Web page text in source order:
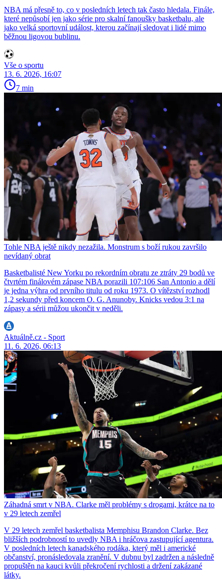
NBA má přesně to, co v posledních letech tak často hledala. Finále,
které nepůsobí jen jako série pro skalní fanoušky basketbalu, ale
jako velká sportovní událost, kterou začínají sledovat i lidé mimo
běžnou ligovou bublinu.
Vše o sportu
13. 6. 2026, 16:07
7 min
Tohle NBA ještě nikdy nezažila. Monstrum s boží rukou završilo
nevídaný obrat
Basketbalisté New Yorku po rekordním obratu ze ztráty 29 bodů ve
čtvrtém finálovém zápase NBA porazili 107:106 San Antonio a dělí
je jedna výhra od prvního titulu od roku 1973. O vítězství rozhodl
1,2 sekundy před koncem O. G. Anunoby. Knicks vedou 3:1 na
zápasy a sérii můžou ukončit v neděli.
Aktuálně.cz - Sport
11. 6. 2026, 06:13
Záhadná smrt v NBA. Clarke měl problémy s drogami, krátce na to
v 29 letech zemřel
V 29 letech zemřel basketbalista Memphisu Brandon Clarke. Bez
bližších podrobností to uvedly NBA i hráčova zastupující agentura.
V posledních letech kanadského rodáka, který měl i americké
občanství, pronásledovala zranění. V dubnu byl zadržen a následně
propuštěn na kauci kvůli překročení rychlosti a držení zakázané
látky.